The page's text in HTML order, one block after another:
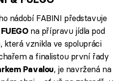
nádobí FABINI představuje
na přípravu jídla pod
která vznikla ve spolupráci
a finalistou první řady
Pavalou, je navržená na